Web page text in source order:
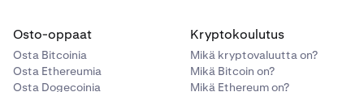
Osto-oppaat
Osta Bitcoinia
Osta Ethereumia
Osta Dogecoinia
Kryptokoulutus
Mikä kryptovaluutta on?
Mikä Bitcoin on?
Mikä Ethereum on?